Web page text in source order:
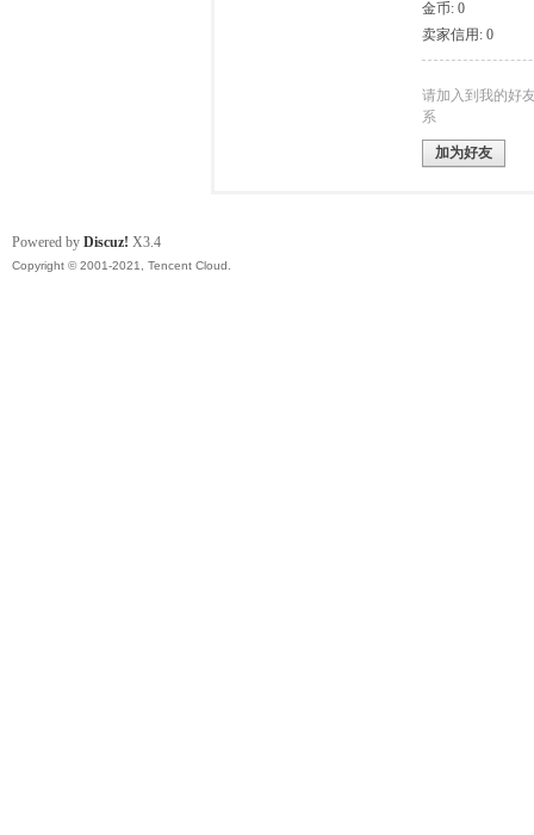
金币: 0
卖家信用: 0
请加入到我的好
系
加为好友
Powered by Discuz! X3.4
Copyright © 2001-2021, Tencent Cloud.